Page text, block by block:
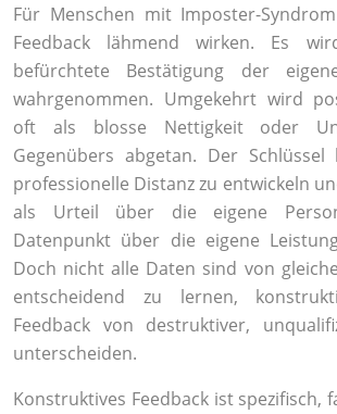
Für Menschen mit Imposter-
Feedback lähmend wirken. Es
befürchtete Bestätigung der
wahrgenommen. Umgekehrt wird
oft als blosse Nettigkeit oder
Gegenübers abgetan. Der
professionelle Distanz zu entwickeln
als Urteil über die eigene
Datenpunkt über die eigene
Doch nicht alle Daten sind von
entscheidend zu lernen,
Feedback von destruktiver,
unterscheiden.
Konstruktives Feedback ist spezifisch,